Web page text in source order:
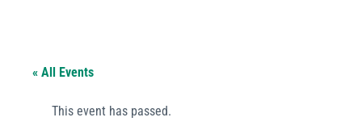
« All Events
This event has passed.